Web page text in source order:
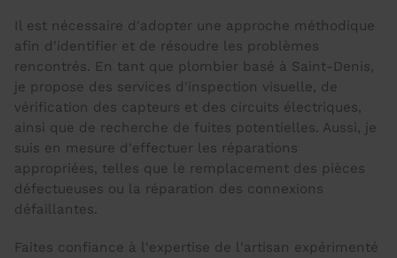
Il est nécessaire d'adopter une approche méthodique
afin d'identifier et de résoudre les problèmes
rencontrés. En tant que plombier basé à Saint-Denis,
je propose des services d'inspection visuelle, de
vérification des capteurs et des circuits électriques,
ainsi que de recherche de fuites potentielles. Aussi, je
suis en mesure d'effectuer les réparations
appropriées, telles que le remplacement des pièces
défectueuses ou la réparation des connexions
défaillantes.
Faites confiance à l'expertise de l'artisan expérimenté